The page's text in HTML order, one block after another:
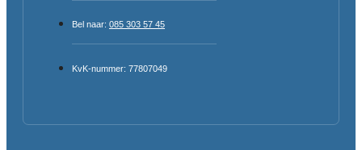
Bel naar: 085 303 57 45
KvK-nummer: 77807049